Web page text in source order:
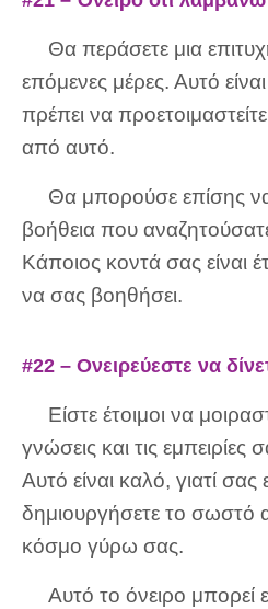
Θα περάσετε μια
επόμενες μέρες. Αυτό
πρέπει να
από αυτό.
Θα μπορούσε επίσης να
βοήθεια που
Κάποιος κοντά σας είναι
να σας βοηθήσει.
#22 – Ονειρεύεστε να
Είστε έτοιμοι να
γνώσεις και τις
Αυτό είναι καλό, γιατί σας
δημιουργήσετε το σωστό
κόσμο γύρω σας.
Αυτό το όνειρο μπορεί